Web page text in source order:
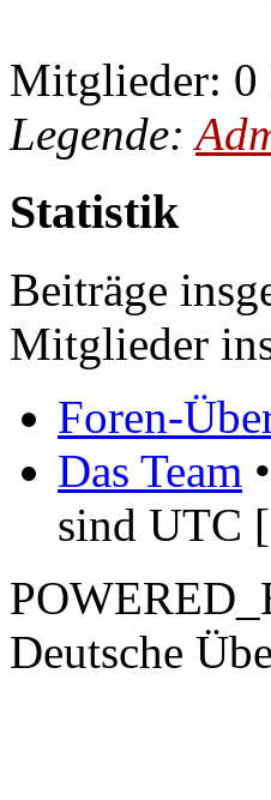
Mitglieder:
Legende:
Statistik
Beiträge
Mitglieder
Foren-
Das Team •
sind UTC
Deutsche